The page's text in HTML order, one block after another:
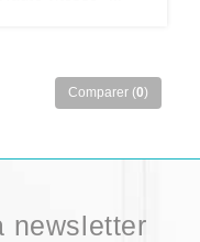
Comparer (0)
newsletter